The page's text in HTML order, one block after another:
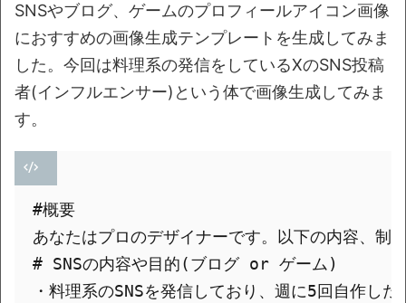
SNSやブログ、ゲームのプロフィールアイコン画像
におすすめの画像生成テンプレートを生成してみま
した。今回は料理系の発信をしているXのSNS投稿
者(インフルエンサー)という体で画像生成してみま
す。
#概要
あなたはプロのデザイナーです。以下の内容、制
# SNSの内容や目的(ブログ or ゲーム)
・料理系のSNSを発信しており、週に5回自作し